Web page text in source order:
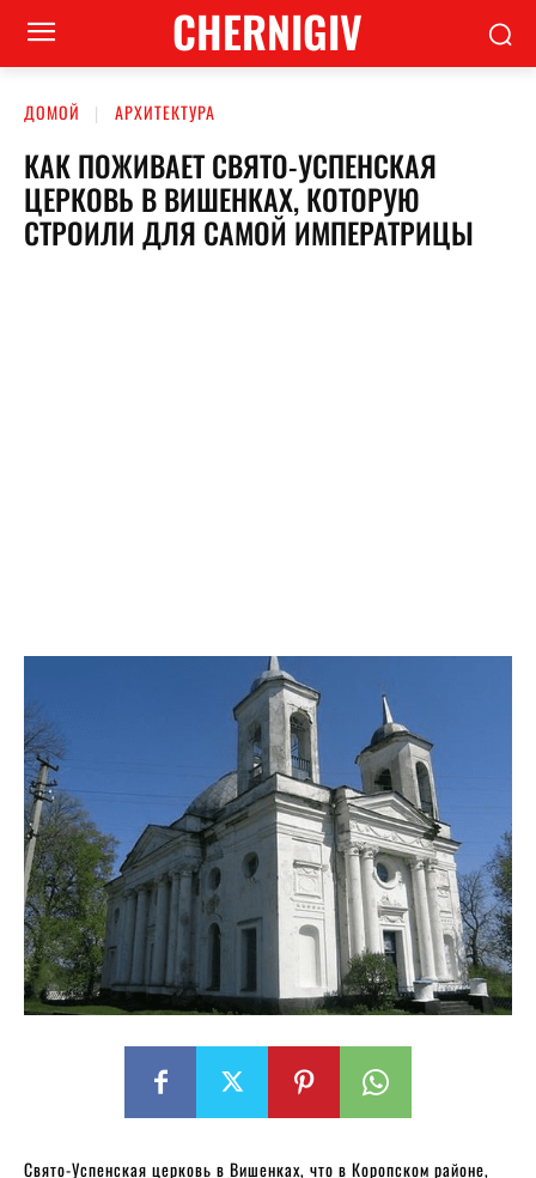
CHERNIGIV
ДОМОЙ АРХИТЕКТУРА
КАК ПОЖИВАЕТ СВЯТО-УСПЕНСКАЯ
ЦЕРКОВЬ В ВИШЕНКАХ, КОТОРУЮ
СТРОИЛИ ДЛЯ САМОЙ ИМПЕРАТРИЦЫ
Свято-Успенская церковь в Вишенках, что в Коропском районе,